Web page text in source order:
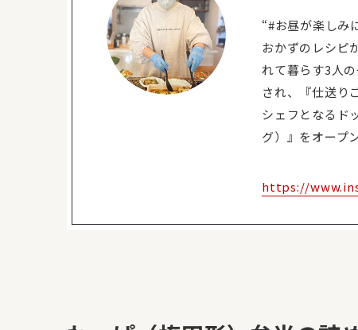
“#お昼が楽しみ
おかずのレシピ
れて暮らす3人
され、『仕送り
シェフとなるド
グ）』をオープ
https://